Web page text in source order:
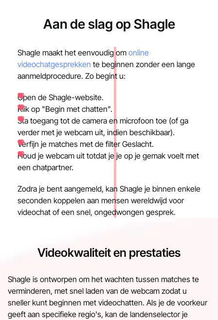
Aan de slag op Shagle
Shagle maakt het eenvoudig om online
videochatgesprekken te beginnen zonder een lange
aanmeldprocedure. Zo begint u:
Open de Shagle-website.
Klik op "Begin met chatten".
Sta toegang tot de camera en microfoon toe (of ga
verder met je webcam uit, indien beschikbaar).
Verfijn je matches met de filter Geslacht.
Houd je webcam uit totdat je je op je gemak voelt met
een chatpartner.
Zodra je bent aangemeld, kan Shagle je binnen enkele
seconden koppelen aan mensen wereldwijd voor
videochat of een snel, ongedwongen gesprek.
Videokwaliteit en prestaties
Shagle is ontworpen om het wachten tussen matches te
verminderen, met snel laden van de webcam zodat u
sneller kunt beginnen met videochatten. Als je de voorkeur
geeft aan specifieke regio's, kan de landenselector je